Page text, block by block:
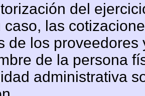
del
caso, las
de los proveedores
de la persona
administrativa